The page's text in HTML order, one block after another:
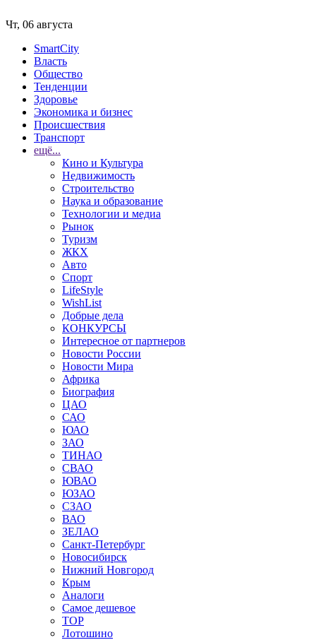
Чт, 06 августа
SmartCity
Власть
Общество
Тенденции
Здоровье
Экономика и бизнес
Происшествия
Транспорт
ещё...
Кино и Культура
Недвижимость
Строительство
Наука и образование
Технологии и медиа
Рынок
Туризм
ЖКХ
Авто
Спорт
LifeStyle
WishList
Добрые дела
КОНКУРСЫ
Интересное от партнеров
Новости России
Новости Мира
Африка
Биография
ЦАО
САО
ЮАО
ЗАО
ТИНАО
СВАО
ЮВАО
ЮЗАО
СЗАО
ВАО
ЗЕЛАО
Санкт-Петербург
Новосибирск
Нижний Новгород
Крым
Аналоги
Самое дешевое
TOP
Лотошино